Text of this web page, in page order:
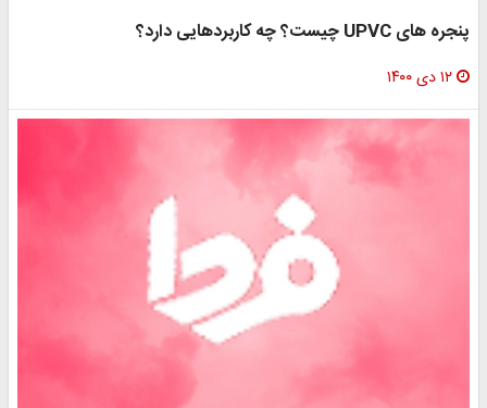
پنجره های UPVC چیست؟ چه کاربردهایی دارد؟
۱۲ دی ۱۴۰۰